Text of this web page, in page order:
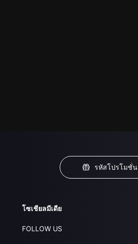
รหัสโปรโมชั่น
โซเชียลมีเดีย
FOLLOW US